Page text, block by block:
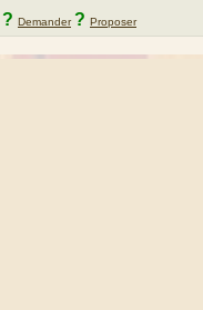
? Demander ? Proposer